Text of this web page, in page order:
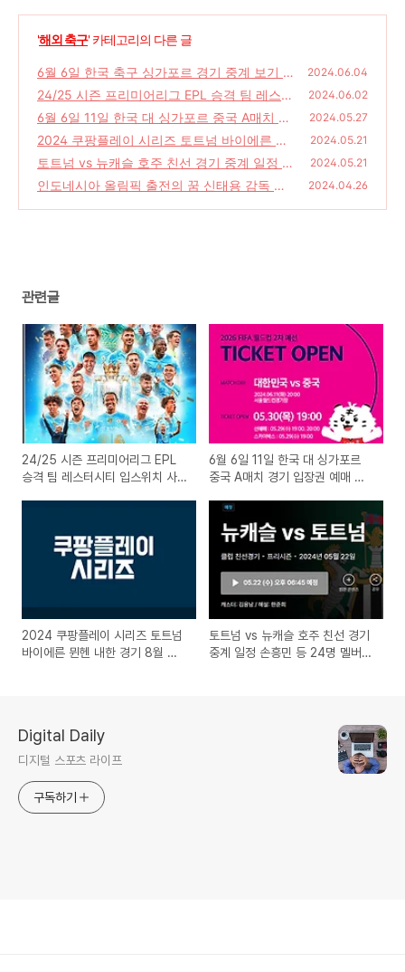
'해외 축구' 카테고리의 다른 글
6월 6일 한국 축구 싱가포르 경기 중계 보기 시
간 경기 결과 하이라이트 손흥민 일정 2024
(0)
2024.06.04
24/25 시즌 프리미어리그 EPL 승격 팀 레스터
시티 입스위치 사우샘프턴
(0)
2024.06.02
6월 6일 11일 한국 대 싱가포르 중국 A매치 경
기 입장권 예매 및 중계 일정 손흥민
(0)
2024.05.27
2024 쿠팡플레이 시리즈 토트넘 바이에른 뮌
헨 내한 경기 8월 티켓 예매
(0)
2024.05.21
토트넘 vs 뉴캐슬 호주 친선 경기 중계 일정 손
흥민 등 24명 멜버른 도착
(0)
2024.05.21
인도네시아 올림픽 출전의 꿈 신태용 감독 그
2024.04.26
관련글
24/25 시즌 프리미어리그 EPL
승격 팀 레스터시티 입스위치 사
6월 6일 11일 한국 대 싱가포르
중국 A매치 경기 입장권 예매 및
2024 쿠팡플레이 시리즈 토트넘
바이에른 뮌헨 내한 경기 8월 티
토트넘 vs 뉴캐슬 호주 친선 경기
중계 일정 손흥민 등 24명 멜버른
Digital Daily
디지털 스포츠 라이프
구독하기